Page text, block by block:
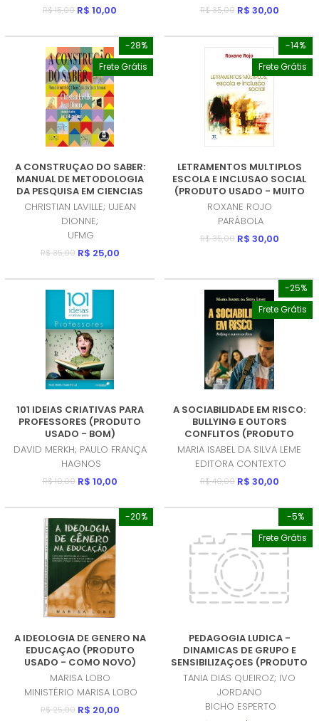
R$ 15,00 R$ 10,00 R$ 35,00 R$ 30,00
-28%
Frete Grátis
A CONSTRUÇAO DO SABER:
MANUAL DE METODOLOGIA
DA PESQUISA EM CIENCIAS
HUMANAS (PRODUTO USADO
- ACEITAVEL)
CHRISTIAN LAVILLE; UJEAN
DIONNE;
UFMG
R$ 35,00 R$ 25,00
-14%
Frete Grátis
LETRAMENTOS MULTIPLOS
ESCOLA E INCLUSAO SOCIAL
(PRODUTO USADO - MUITO
BOM)
ROXANE ROJO
PARÁBOLA
R$ 35,00 R$ 30,00
101 IDEIAS CRIATIVAS PARA
PROFESSORES (PRODUTO
USADO - BOM)
DAVID MERKH; PAULO FRANÇA
HAGNOS
R$ 10,00 R$ 10,00
-25%
Frete Grátis
A SOCIABILIDADE EM RISCO:
BULLYING E OUTORS
CONFLITOS (PRODUTO
NOVO)
MARIA ISABEL DA SILVA LEME
EDITORA CONTEXTO
R$ 40,00 R$ 30,00
-20%
A IDEOLOGIA DE GENERO NA
EDUCAÇAO (PRODUTO
USADO - COMO NOVO)
MARISA LOBO
MINISTÉRIO MARISA LOBO
R$ 25,00 R$ 20,00
-5%
Frete Grátis
PEDAGOGIA LUDICA -
DINAMICAS DE GRUPO E
SENSIBILIZAÇOES (PRODUTO
USADO - MUITO BOM)
TANIA DIAS QUEIROZ; IVO
JORDANO
BICHO ESPERTO